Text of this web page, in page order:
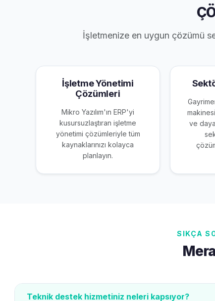
İşletmenize en uygun çözümü
İşletme Yönetimi
Çözümleri
Mikro Yazılım'ın ERP'yi
kusursuzlaştıran işletme
yönetimi çözümleriyle tüm
kaynaklarınızı kolayca
planlayın.
ve
SIKÇA
Teknik destek hizmetiniz neleri kapsıyor?